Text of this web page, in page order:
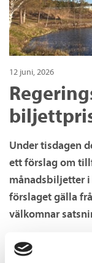
12 juni, 2026
Under tisdagen
ett förslag om
månadsbiljetter
förslaget gälla
välkomnar
12 juni